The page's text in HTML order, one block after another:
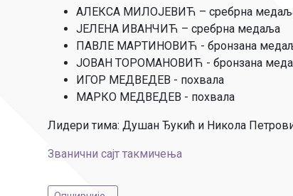
АЛЕКСА МИЛОЈЕВИЋ – сребрна
ЈЕЛЕНА ИВАНЧИЋ – сребрна медаља
ПАВЛЕ МАРТИНОВИЋ - бронзана
ЈОВАН ТОРОМАНОВИЋ - бронзана
ИГОР МЕДВЕДЕВ - похвала
МАРКО МЕДВЕДЕВ - похвала
Лидери тима: Душан Ђукић и Никола
Званични сајт такмичења